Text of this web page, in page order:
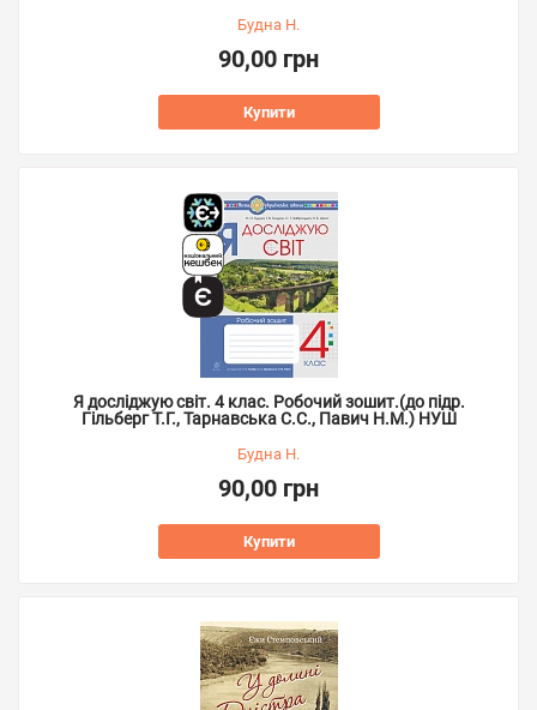
Будна Н.
90,00 грн
Купити
Я досліджую світ. 4 клас. Робочий зошит.(до підр.
Гільберг Т.Г., Тарнавська С.С., Павич Н.М.) НУШ
Будна Н.
90,00 грн
Купити